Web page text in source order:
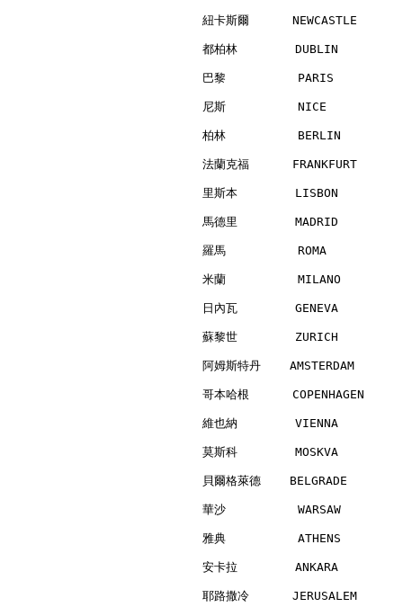
紐卡斯爾
都柏林        DUBLIN
巴黎          PARIS
尼斯          NICE
柏林          BERLIN
法蘭克福
里斯本        LISBON
馬德里        MADRID
羅馬          ROMA
米蘭          MILANO
日內瓦        GENEVA
蘇黎世        ZURICH
阿姆斯特丹
哥本哈根
維也納        VIENNA
莫斯科        MOSKVA
貝爾格萊德    BELGRADE
華沙          WARSAW
雅典          ATHENS
安卡拉        ANKARA
耶路撒冷      JERUSALEM